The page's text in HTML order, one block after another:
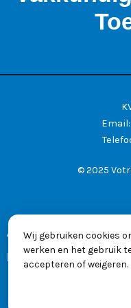
Email:
© 2025
Algemene voorwaarden
Privacyverklaring
Wij gebruiken cookies
werken en het gebruik
accepteren of weigeren.